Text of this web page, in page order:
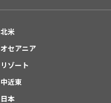
北米
オセアニア
リゾート
中近東
日本